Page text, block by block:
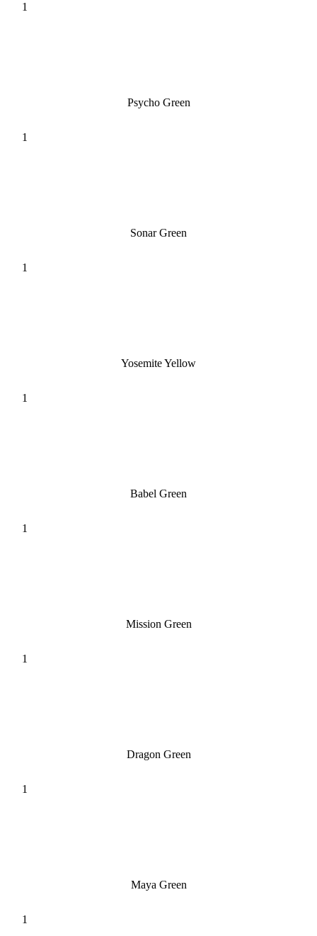
Psycho Green
Sonar Green
Yosemite Yellow
Babel Green
Mission Green
Dragon Green
Maya Green